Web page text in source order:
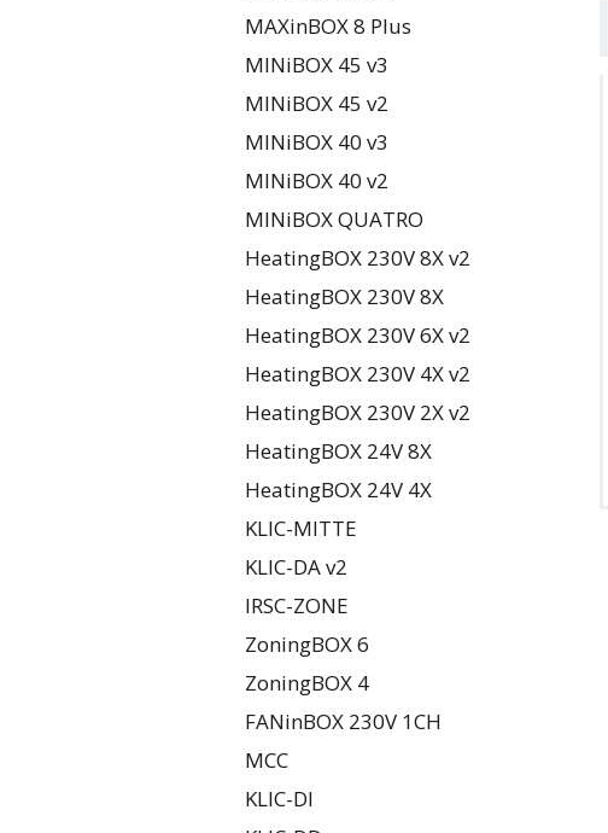
MAXinBOX 8 Plus
MINiBOX 45 v3
MINiBOX 45 v2
MINiBOX 40 v3
MINiBOX 40 v2
MINiBOX QUATRO
HeatingBOX 230V 8X v2
HeatingBOX 230V 8X
HeatingBOX 230V 6X v2
HeatingBOX 230V 4X v2
HeatingBOX 230V 2X v2
HeatingBOX 24V 8X
HeatingBOX 24V 4X
KLIC-MITTE
KLIC-DA v2
IRSC-ZONE
ZoningBOX 6
ZoningBOX 4
FANinBOX 230V 1CH
MCC
KLIC-DI